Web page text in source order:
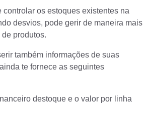
controlar os estoques existentes na
desvios, pode gerir de maneira mais
produtos.
também informações de suas
te fornece as seguintes
destoque e o valor por linha